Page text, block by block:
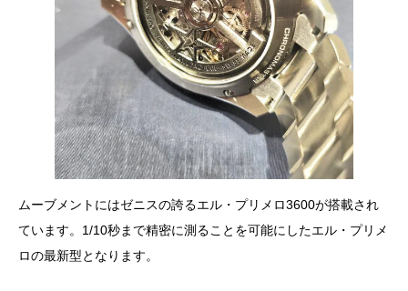
ムーブメントにはゼニスの誇るエル・プリメロ3600が搭載され
ています。1/10秒まで精密に測ることを可能にしたエル・プリメ
ロの最新型となります。